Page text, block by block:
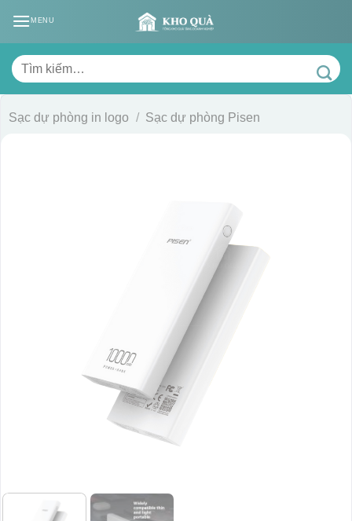
MENU
Tìm
kiếm:
Sạc dự phòng in logo / Sạc dự phòng Pisen